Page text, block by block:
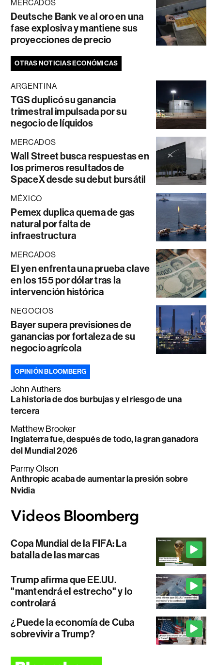
MERCADOS
Deutsche Bank ve al oro en una
fase explosiva y mantiene sus
proyecciones de precio
OTRAS NOTICIAS ECONÓMICAS
ARGENTINA
TGS duplicó su ganancia
trimestral impulsada por su
negocio de líquidos
MERCADOS
Wall Street busca respuestas en
los primeros resultados de
SpaceX desde su debut bursátil
MÉXICO
Pemex duplica quema de gas
natural por falta de
infraestructura
MERCADOS
El yen enfrenta una prueba clave
en los 155 por dólar tras la
intervención histórica
NEGOCIOS
Bayer supera previsiones de
ganancias por fortaleza de su
negocio agrícola
OPINIÓN BLOOMBERG
John Authers
La historia de dos burbujas y el riesgo de una
tercera
Matthew Brooker
Inglaterra fue, después de todo, la gran ganadora
del Mundial 2026
Parmy Olson
Anthropic acaba de aumentar la presión sobre
Nvidia
Copa Mundial de la FIFA: La
batalla de las marcas
Trump afirma que EE.UU.
"mantendrá el estrecho" y lo
controlará
¿Puede la economía de Cuba
sobrevivir a Trump?